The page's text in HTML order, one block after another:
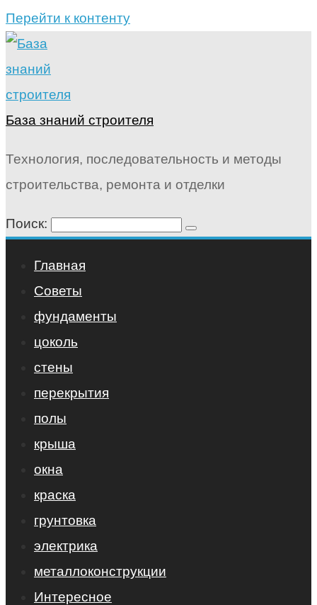
Перейти к контенту
База знаний строителя
Технология, последовательность и методы
строительства, ремонта и отделки
Поиск:
Главная
Советы
фундаменты
цоколь
стены
перекрытия
полы
крыша
окна
краска
грунтовка
электрика
металлоконструкции
Интересное